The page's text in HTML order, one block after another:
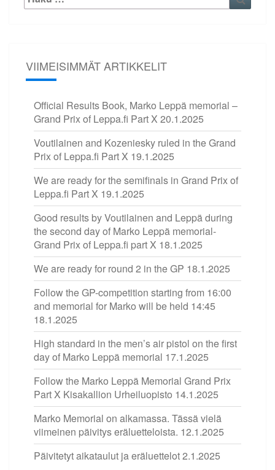
VIIMEISIMMÄT ARTIKKELIT
Official Results Book, Marko Leppä memorial –
Grand Prix of Leppa.fi Part X 20.1.2025
Voutilainen and Kozeniesky ruled in the Grand
Prix of Leppa.fi Part X 19.1.2025
We are ready for the semifinals in Grand Prix of
Leppa.fi Part X 19.1.2025
Good results by Voutilainen and Leppä during
the second day of Marko Leppä memorial-
Grand Prix of Leppa.fi part X 18.1.2025
We are ready for round 2 in the GP 18.1.2025
Follow the GP-competition starting from 16:00
and memorial for Marko will be held 14:45
18.1.2025
High standard in the men’s air pistol on the first
day of Marko Leppä memorial 17.1.2025
Follow the Marko Leppä Memorial Grand Prix
Part X Kisakallion Urheiluopisto 14.1.2025
Marko Memorial on alkamassa. Tässä vielä
viimeinen päivitys eräluetteloista. 12.1.2025
Päivitetyt aikataulut ja eräluettelot2.1.2025